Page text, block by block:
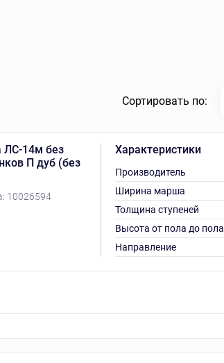
Сортировать по:
ЛС-14м без
П дуб (без
10026594
Характеристики
Производитель
Ширина марша
Толщина ступеней
Высота от пола до пола
Направление